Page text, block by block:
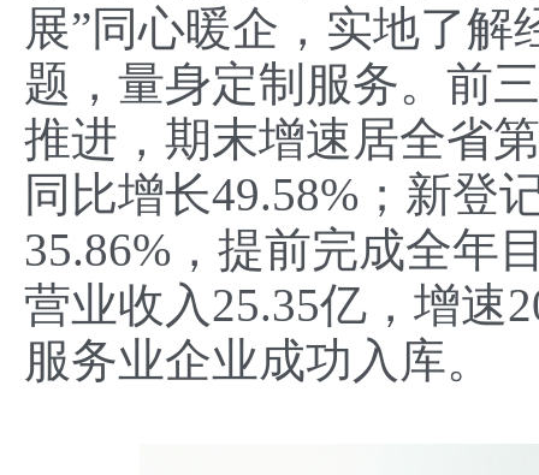
展”同心暖企，实地了
题，量身定制服务。前
推进，期末增速居全省
同比增长49.58%；新登
35.86%，提前完成全年
营业收入25.35亿，增速
服务业企业成功入库。